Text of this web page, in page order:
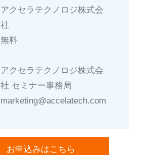
アクセラテクノロジ株式会
社
無料
アクセラテクノロジ株式会
社 セミナー事務局
marketing@accelatech.com
お申込みはこちら